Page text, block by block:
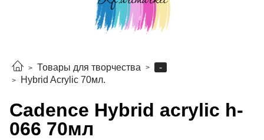
Товары для творчества
-
Hybrid Acrylic 70мл.
Cadence Hybrid acrylic h-
066 70мл